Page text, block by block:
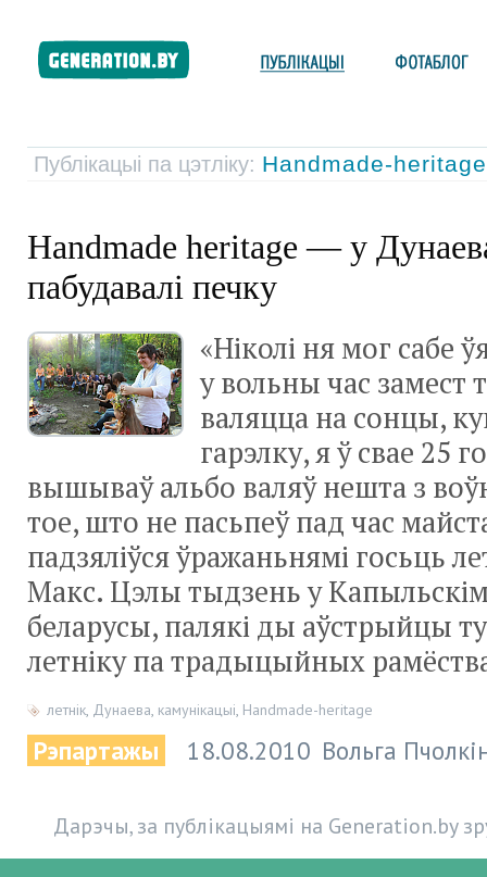
Публікацыі па цэтліку: Handmade-
Handmade heritage — у
пабудавалі печку
«Ніколі ня мог сабе
у вольны час замест
валяцца на сонцы,
гарэлку, я ў свае 25
вышываў альбо валяў нешта з
тое, што не пасьпеў пад час
падзяліўся ўражаньнямі госьць
Макс. Цэлы тыдзень у
беларусы, палякі ды аўстрыйцы
летніку па традыцыйных
летнік, Дунаева, камунікацыі, Handmade-heritage
Рэпартажы 18.08.2010 Вольга
Дарэчы, за публікацыямі на Generation.by